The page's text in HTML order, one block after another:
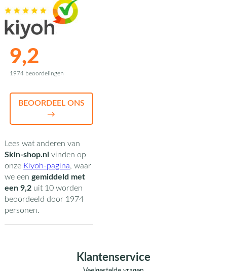
9,2
1974 beoordelingen
BEOORDEEL ONS
→
Lees wat anderen van
Skin-shop.nl vinden op
onze Kiyoh-pagina, waar
we een gemiddeld met
een 9,2uit 10worden
beoordeeld door 1974
personen.
Klantenservice